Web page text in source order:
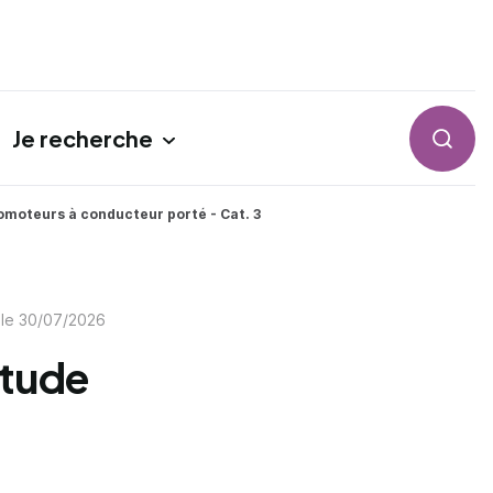
Je recherche
à conducteur porté - Cat. 3
30/07/2026